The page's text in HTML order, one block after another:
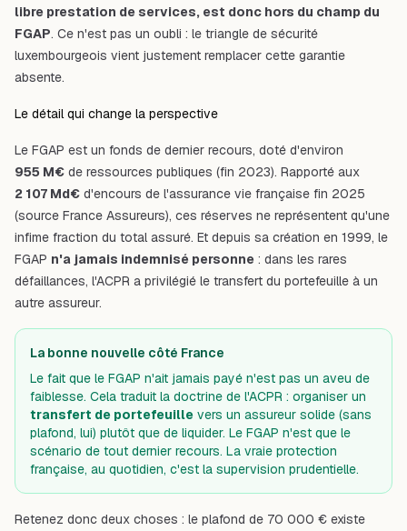
libre prestation de services, est donc hors du champ du
FGAP. Ce n'est pas un oubli : le triangle de sécurité
luxembourgeois vient justement remplacer cette garantie
absente.
Le détail qui change la perspective
Le FGAP est un fonds de dernier recours, doté d'environ
955 M€ de ressources publiques (fin 2023). Rapporté aux
2 107 Md€ d'encours de l'assurance vie française fin 2025
(source France Assureurs), ces réserves ne représentent qu'une
infime fraction du total assuré. Et depuis sa création en 1999, le
FGAP n'a jamais indemnisé personne : dans les rares
défaillances, l'ACPR a privilégié le transfert du portefeuille à un
autre assureur.
La bonne nouvelle côté France
Le fait que le FGAP n'ait jamais payé n'est pas un aveu de
faiblesse. Cela traduit la doctrine de l'ACPR : organiser un
transfert de portefeuille vers un assureur solide (sans
plafond, lui) plutôt que de liquider. Le FGAP n'est que le
scénario de tout dernier recours. La vraie protection
française, au quotidien, c'est la supervision prudentielle.
Retenez donc deux choses : le plafond de 70 000 € existe